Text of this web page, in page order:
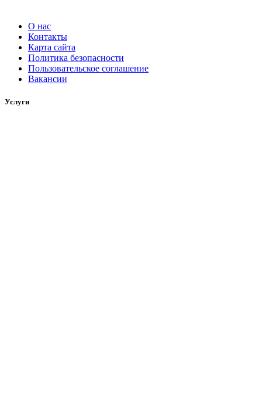
О нас
Контакты
Карта сайта
Политика безопасности
Пользовательское соглашение
Вакансии
Услуги